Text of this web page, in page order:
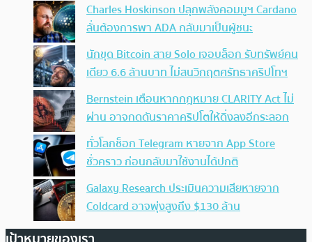
Charles Hoskinson ปลุกพลังคอมมูฯ Cardano
ลั่นต้องการพา ADA กลับมาเป็นผู้ชนะ
นักขุด Bitcoin สาย Solo เจอบล็อก รับทรัพย์คน
เดียว 6.6 ล้านบาท ไม่สนวิกฤตศรัทธาคริปโทฯ
Bernstein เตือนหากกฎหมาย CLARITY Act ไม่
ผ่าน อาจกดดันราคาคริปโตให้ดิ่งลงอีกระลอก
ทั่วโลกช็อก Telegram หายจาก App Store
ชั่วคราว ก่อนกลับมาใช้งานได้ปกติ
Galaxy Research ประเมินความเสียหายจาก
Coldcard อาจพุ่งสูงถึง $130 ล้าน